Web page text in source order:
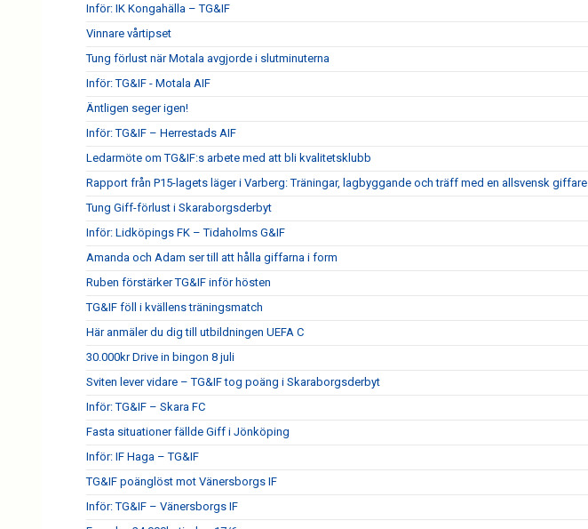
Inför: IK Kongahälla – TG&IF
Vinnare vårtipset
Tung förlust när Motala avgjorde i slutminuterna
Inför: TG&IF - Motala AIF
Äntligen seger igen!
Inför: TG&IF – Herrestads AIF
Ledarmöte om TG&IF:s arbete med att bli kvalitetsklubb
Rapport från P15-lagets läger i Varberg: Träningar, lagbyggande och träff med en allsvensk giffare
Tung Giff-förlust i Skaraborgsderbyt
Inför: Lidköpings FK – Tidaholms G&IF
Amanda och Adam ser till att hålla giffarna i form
Ruben förstärker TG&IF inför hösten
TG&IF föll i kvällens träningsmatch
Här anmäler du dig till utbildningen UEFA C
30.000kr Drive in bingon 8 juli
Sviten lever vidare – TG&IF tog poäng i Skaraborgsderbyt
Inför: TG&IF – Skara FC
Fasta situationer fällde Giff i Jönköping
Inför: IF Haga – TG&IF
TG&IF poänglöst mot Vänersborgs IF
Inför: TG&IF – Vänersborgs IF